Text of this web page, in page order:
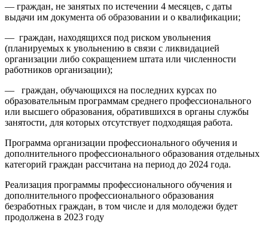
— граждан, не занятых по истечении 4 месяцев, с даты
выдачи им документа об образовании и о квалификации;
— граждан, находящихся под риском увольнения
(планируемых к увольнению в связи с ликвидацией
организации либо сокращением штата или численности
работников организации);
— граждан, обучающихся на последних курсах по
образовательным программам среднего профессионального
или высшего образования, обратившихся в органы службы
занятости, для которых отсутствует подходящая работа.
Программа организации профессионального обучения и
дополнительного профессионального образования отдельных
категорий граждан рассчитана на период до 2024 года.
Реализация программы профессионального обучения и
дополнительного профессионального образования
безработных граждан, в том числе и для молодежи будет
продолжена в 2023 году